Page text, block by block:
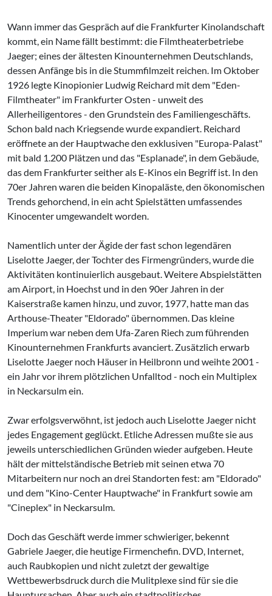
Wann immer das Gespräch auf die Frankfurter Kinolandschaft
kommt, ein Name fällt bestimmt: die Filmtheaterbetriebe
Jaeger; eines der ältesten Kinounternehmen Deutschlands,
dessen Anfänge bis in die Stummfilmzeit reichen. Im Oktober
1926 legte Kinopionier Ludwig Reichard mit dem "Eden-
Filmtheater" im Frankfurter Osten - unweit des
Allerheiligentores - den Grundstein des Familienge­schäfts.
Schon bald nach Kriegsende wurde expandiert. Reichard
eröffnete an der Hauptwache den exklusiven "Europa-Palast"
mit bald 1.200 Plätzen und das "Esplanade", in dem Gebäude,
das dem Frankfurter seither als E-Kinos ein Begriff ist. In den
70er Jahren waren die beiden Kinopaläste, den ökonomischen
Trends gehorchend, in ein acht Spielstätten umfassendes
Kinocenter umgewandelt worden.
Namentlich unter der Ägide der fast schon legendä­ren
Liselotte Jaeger, der Tochter des Firmengrün­ders, wurde die
Aktivitäten kontinuierlich ausgebaut. Weitere Abspielstätten
am Airport, in Hoechst und in den 90er Jahren in der
Kaiserstraße kamen hinzu, und zuvor, 1977, hatte man das
Arthouse-Theater "Eldorado" übernommen. Das kleine
Imperium war neben dem Ufa-Zaren Riech zum führenden
Kinoun­ternehmen Frankfurts avanciert. Zusätzlich erwarb
Liselotte Jaeger noch Häuser in Heilbronn und weihte 2001 -
ein Jahr vor ihrem plötzlichen Unfalltod - noch ein Multiplex
in Neckarsulm ein.
Zwar erfolgsverwöhnt, ist jedoch auch Liselotte Jaeger nicht
jedes Engagement geglückt. Etliche Adressen mußte sie aus
jeweils unterschiedlichen Gründen wieder aufgeben. Heute
hält der mittelstän­dische Betrieb mit seinen etwa 70
Mitarbeitern nur noch an drei Standorten fest: am "Eldorado"
und dem "Kino-Center Hauptwache" in Frankfurt sowie am
"Cineplex" in Neckarsulm.
Doch das Geschäft werde immer schwieriger, bekennt
Gabriele Jaeger, die heutige Firmenchefin. DVD, Internet,
auch Raubkopien und nicht zuletzt der gewaltige
Wettbewerbsdruck durch die Mulitplexe sind für sie die